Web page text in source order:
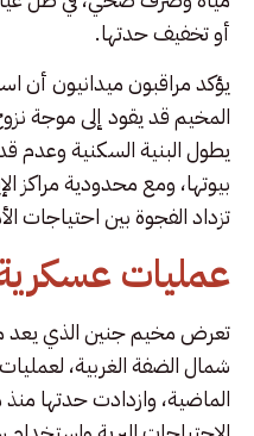
أو تخفيف حدتها.
يؤكد مراقبون ميدانيون أن
المخيم قد يقود إلى موجة
يطول البنية السكنية وعدم
بيوتها، ومع محدودية مراكز
تزداد الفجوة بين احتياجات
عمليات
تعرض مخيم جنين الذي يعد
شمال الضفة الغربية،